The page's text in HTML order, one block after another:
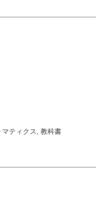
ティクス, 教科書